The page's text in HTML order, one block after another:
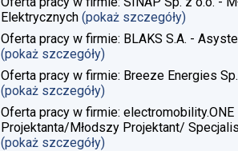
Elektrycznych (pokaż szczegóły)
Oferta pracy w firmie: BLAKS S.A. -
(pokaż szczegóły)
Oferta pracy w firmie: Breeze Energies
(pokaż szczegóły)
Oferta pracy w firmie:
Projektanta/Młodszy Projektant/
(pokaż szczegóły)